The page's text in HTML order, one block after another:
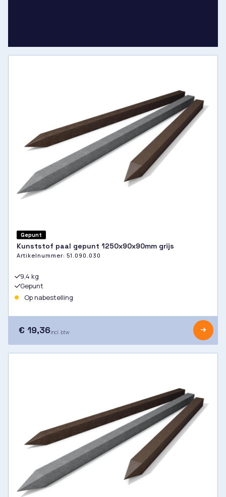
Gepunt
Kunststof paal gepunt 1250x90x90mm grijs
Artikelnummer: 51.090.030
9,4 kg
Gepunt
Op nabestelling
€ 19,36incl. btw